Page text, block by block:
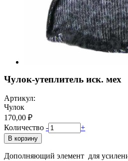
Чулок-утеплитель иск. мех
Артикул:
Чулок
170,00 ₽
Количество - +
В корзину
Дополняющий элемент для